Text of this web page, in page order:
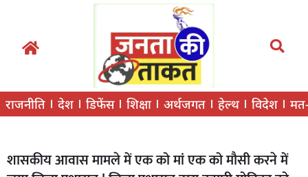
राजनीति देश डिफेंस शिक्षा अर्थजगत हेल्थ विदेश
शासकीय आवास मामले में एक को मां एक को मौसी करने में